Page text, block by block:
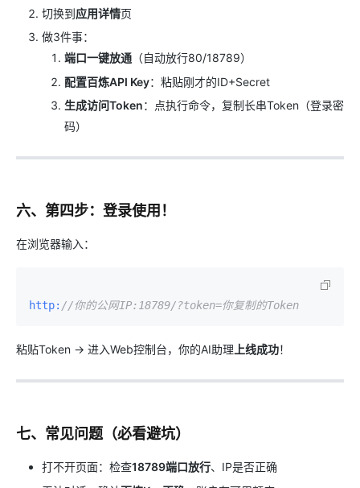
切换到应用详情页
做3件事：
端口一键放通 （自动放行80/18789）
配置百炼API Key：粘贴刚才的ID+Secret
生成访问Token：点执行命令，复制长串Token（登录密
码）
六、第四步：登录使用！
在浏览器输入：
http: //你的公网IP:18789/?token=你复制的Token
粘贴Token → 进入Web控制台，你的AI助理上线成功！
七、常见问题（必看避坑）
打不开页面：检查18789端口放行、IP是否正确